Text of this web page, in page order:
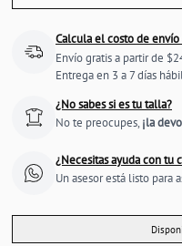
Calcula el costo de envío
Envío gratis a partir de
Entrega en 3 a 7 días
¿No sabes si es tu talla?
No te preocupes, ¡la
¿Necesitas ayuda con tu
Un asesor está listo para